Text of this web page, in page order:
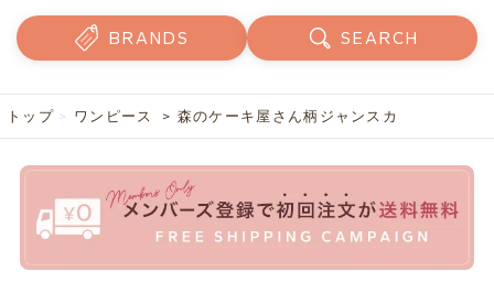
BRANDS SEARCH
トップ > ワンピース > 森のケーキ屋さん柄ジャンスカ